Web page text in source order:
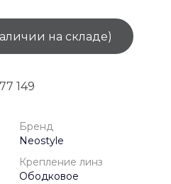
на складе)
149
Бренд
Neostyle
Крепление линз
Ободковое